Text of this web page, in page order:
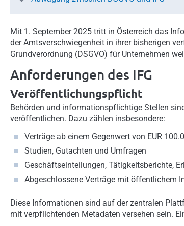
Mit 1. September 2025 tritt in Österreich das
der Amtsverschwiegenheit in ihrer bisherigen
Grundverordnung (DSGVO) für Unternehmen
Anforderungen des IFG
Veröffentlichungspflicht
Behörden und informationspflichtige Stellen
veröffentlichen. Dazu zählen insbesondere:
Verträge ab einem Gegenwert von EUR
Studien, Gutachten und Umfragen
Geschäftseinteilungen, Tätigkeitsberichte,
Abgeschlossene Verträge mit öffentlichem
Diese Informationen sind auf der zentralen
mit verpflichtenden Metadaten versehen sein.